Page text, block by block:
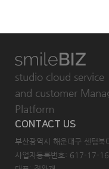
studio cloud service
and customer
Platform
CONTACT US
부산광역시 해운대구 센텀
사업자등록번호: 617-17-